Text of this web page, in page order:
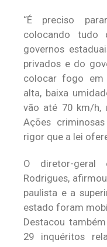
“É preciso
colocando tudo
governos
privados e do
colocar fogo em
alta, baixa
vão até 70 km/
Ações
rigor que a lei
O diretor-geral
Rodrigues,
paulista e a
estado foram
Destacou
29 inquéritos